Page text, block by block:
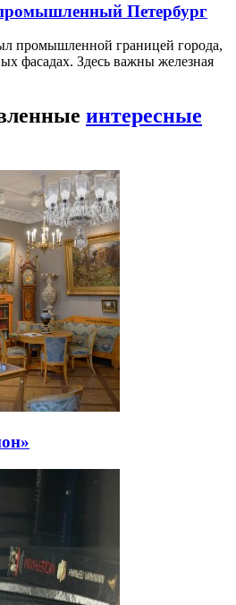
Петербург
промышленной границей города,
фасадах. Здесь важны железная
интересные